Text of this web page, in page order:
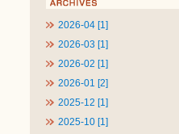
2026-04 [1]
2026-03 [1]
2026-02 [1]
2026-01 [2]
2025-12 [1]
2025-10 [1]